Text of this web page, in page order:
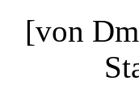
[von